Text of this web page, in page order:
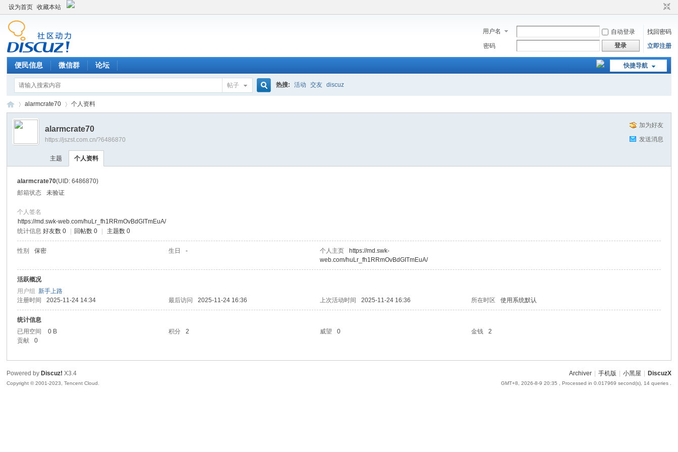
设为首页 收藏本站
用户名 自动登录
找回密码
密码
登录 立即注册
快捷导航
便民信息 微信群 论坛
帖子 热搜: 活动 交友 discuz
›
alarmcrate70 个人资料
加为好友
发送消息
alarmcrate70
https://jszst.com.cn/?6486870
主题 个人资料
alarmcrate70(UID: 6486870)
邮箱状态
未验证
个人签名
https://md.swk-web.com/huLr_fh1RRmOvBdGITmEuA/
统计信息 好友数 0 回帖数 0 主题数 0
性别 保密 生日 - 个人主页
https://md.swk-
web.com/huLr_fh1RRmOvBdGITmEuA/
活跃概况
用户组新手上路
注册时间
2025-11-24 14:34 最后访问 2025-11-24 16:36 上次活动时间 2025-11-24 16:36 所在时区 使用系统默认
统计信息
已用空间
0 B 积分 2 威望 0 金钱
2
贡献
0
Archiver 手机版 小黑屋 DiscuzX
GMT+8, 2026-8-9 20:35 , Processed in 0.017969 second(s), 14 queries .
Powered by Discuz! X3.4
Copyright © 2001-2023, Tencent Cloud.